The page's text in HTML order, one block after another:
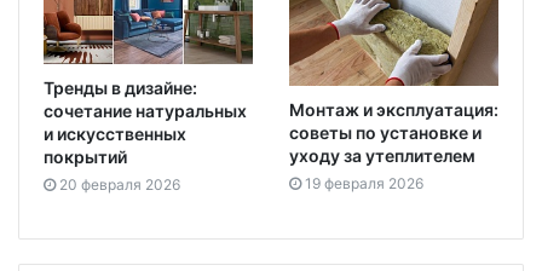
Тренды в дизайне:
сочетание натуральных
и искусственных
покрытий
20 февраля 2026
Монтаж и эксплуатация:
советы по установке и
уходу за утеплителем
19 февраля 2026